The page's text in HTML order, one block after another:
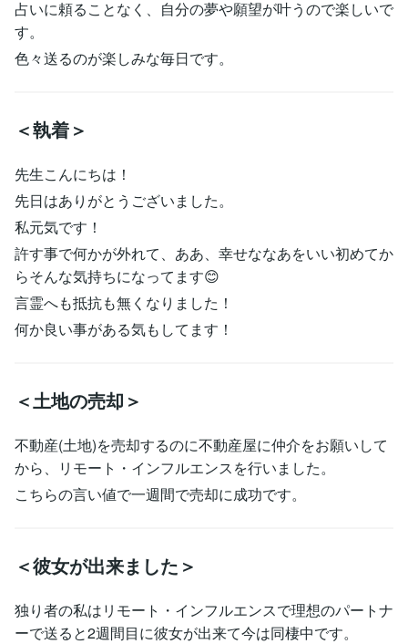
占いに頼ることなく、自分の夢や願望が叶うので楽しいで
す。
色々送るのが楽しみな毎日です。
＜執着＞
先生こんにちは！
先日はありがとうございました。
私元気です！
許す事で何かが外れて、ああ、幸せななあをいい初めてか
らそんな気持ちになってます😊
言霊へも抵抗も無くなりました！
何か良い事がある気もしてます！
＜土地の売却＞
不動産(土地)を売却するのに不動産屋に仲介をお願いして
から、リモート・インフルエンスを行いました。
こちらの言い値で一週間で売却に成功です。
＜彼女が出来ました＞
独り者の私はリモート・インフルエンスで理想のパートナ
ーで送ると2週間目に彼女が出来て今は同棲中です。